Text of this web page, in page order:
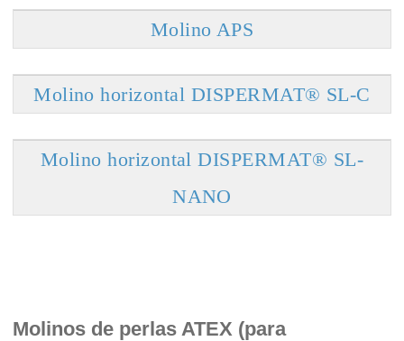
Molino APS
Molino horizontal DISPERMAT® SL-C
Molino horizontal DISPERMAT® SL-
NANO
Molinos de perlas ATEX (para